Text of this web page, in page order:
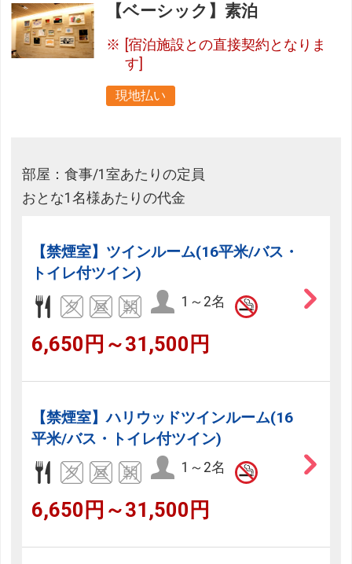
【ベーシック】素泊
[宿泊施設との直接契約となりま
す]
現地払い
部屋：食事/1室あたりの定員
おとな1名様あたりの代金
【禁煙室】ツインルーム(16平米/バス・
トイレ付ツイン)
1～2名
6,650円～31,500円
【禁煙室】ハリウッドツインルーム(16
平米/バス・トイレ付ツイン)
1～2名
6,650円～31,500円